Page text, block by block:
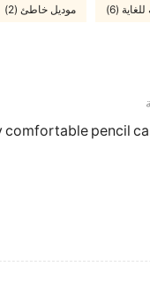
(6) موديل خاطئ (2)
comfortable pencil